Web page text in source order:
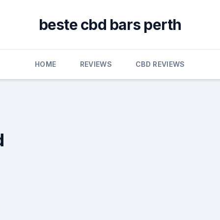
beste cbd bars perth
HOME REVIEWS CBD REVIEWS